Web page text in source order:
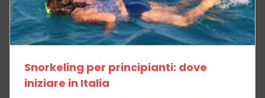
Snorkeling per principianti: dove
iniziare in Italia